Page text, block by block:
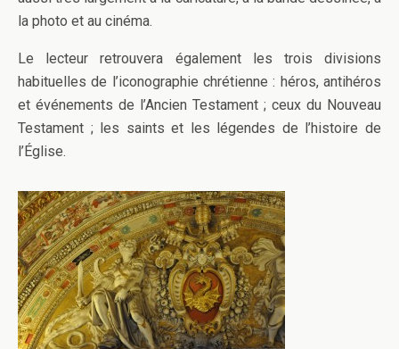
la photo et au cinéma.
Le lecteur retrouvera également les trois divisions
habituelles de l’iconographie chrétienne : héros, antihéros
et événements de l’Ancien Testament ; ceux du Nouveau
Testament ; les saints et les légendes de l’histoire de
l’Église.